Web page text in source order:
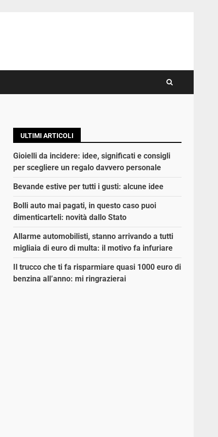
ULTIMI ARTICOLI
Gioielli da incidere: idee, significati e consigli
per scegliere un regalo davvero personale
Bevande estive per tutti i gusti: alcune idee
Bolli auto mai pagati, in questo caso puoi
dimenticarteli: novità dallo Stato
Allarme automobilisti, stanno arrivando a tutti
migliaia di euro di multa: il motivo fa infuriare
Il trucco che ti fa risparmiare quasi 1000 euro di
benzina all’anno: mi ringrazierai